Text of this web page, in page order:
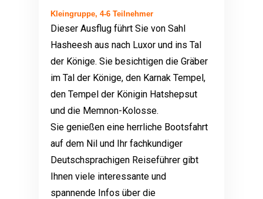
Kleingruppe, 4-6 Teilnehmer
Dieser Ausflug führt Sie von Sahl
Hasheesh aus nach Luxor und ins Tal
der Könige. Sie besichtigendie Gräber
im Tal der Könige,den Karnak Tempel,
den Tempel der Königin Hatshepsut
und die Memnon-Kolosse.
Sie genießen eine herrliche Bootsfahrt
auf dem Nil und Ihr fachkundiger
Deutschsprachigen Reiseführer gibt
Ihnen viele interessante und
spannende Infos über die